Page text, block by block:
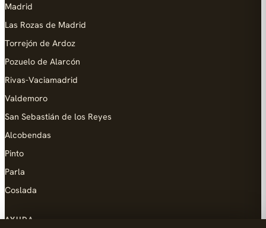
Madrid
Las Rozas de Madrid
Torrejón de Ardoz
Pozuelo de Alarcón
Rivas-Vaciamadrid
Valdemoro
San Sebastián de los Reyes
Alcobendas
Pinto
Parla
Coslada
AYUDA